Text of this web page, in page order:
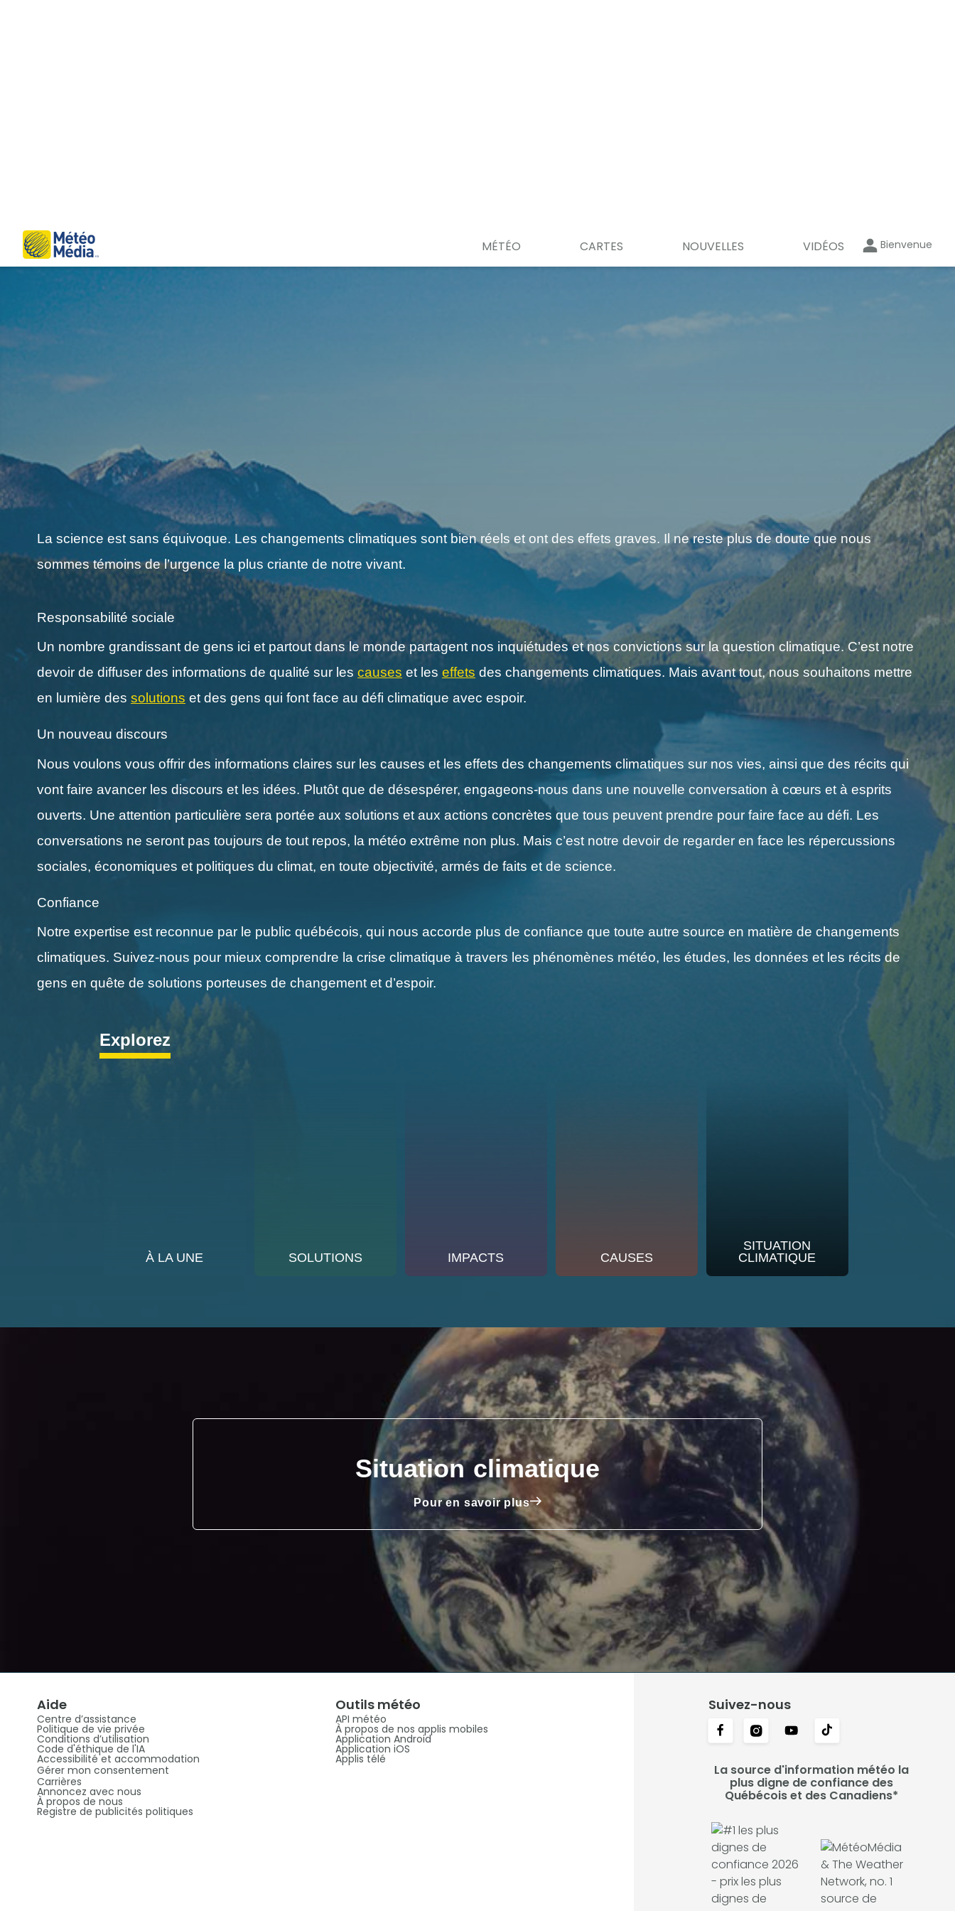
MÉTÉO CARTES NOUVELLES VIDÉOS Bienvenue
La science est sans équivoque. Les changements climatiques sont bien réels et ont des effets graves. Il ne reste plus de doute que nous
sommes témoins de l’urgence la plus criante de notre vivant.
Responsabilité sociale
Un nombre grandissant de gens ici et partout dans le monde partagent nos inquiétudes et nos convictions sur la question climatique. C’est notre
devoir de diffuser des informations de qualité sur les causes et les effets des changements climatiques. Mais avant tout, nous souhaitons mettre
en lumière des solutions et des gens qui font face au défi climatique avec espoir.
Un nouveau discours
Nous voulons vous offrir des informations claires sur les causes et les effets des changements climatiques sur nos vies, ainsi que des récits qui
vont faire avancer les discours et les idées. Plutôt que de désespérer, engageons-nous dans une nouvelle conversation à cœurs et à esprits
ouverts. Une attention particulière sera portée aux solutions et aux actions concrètes que tous peuvent prendre pour faire face au défi. Les
conversations ne seront pas toujours de tout repos, la météo extrême non plus. Mais c’est notre devoir de regarder en face les répercussions
sociales, économiques et politiques du climat, en toute objectivité, armés de faits et de science.
Confiance
Notre expertise est reconnue par le public québécois, qui nous accorde plus de confiance que toute autre source en matière de changements
climatiques. Suivez-nous pour mieux comprendre la crise climatique à travers les phénomènes météo, les études, les données et les récits de
gens en quête de solutions porteuses de changement et d’espoir.
Explorez
À LA UNE SOLUTIONS IMPACTS CAUSES
SITUATION
CLIMATIQUE
Situation climatique
Pour en savoir plus
Aide
Centre d’assistance
Politique de vie privée
Conditions d’utilisation
Code d'éthique de l'IA
Accessibilité et accommodation
Gérer mon consentement
Carrières
Annoncez avec nous
À propos de nous
Registre de publicités politiques
Outils météo
API météo
À propos de nos applis mobiles
Application Android
Application iOS
Applis télé
Suivez-nous
La source d'information météo la
plus digne de confiance des
Québécois et des Canadiens*